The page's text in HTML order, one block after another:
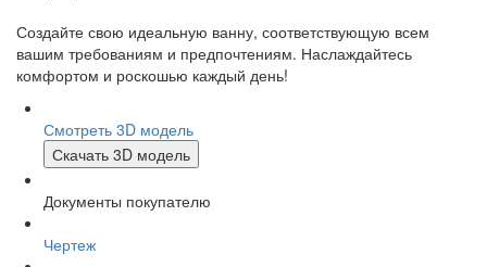
Создайте свою идеальную ванну, соответствующую всем
вашим требованиям и предпочтениям. Наслаждайтесь
комфортом и роскошью каждый день!
Смотреть 3D модель
Скачать 3D модель
Документы покупателю
Чертеж